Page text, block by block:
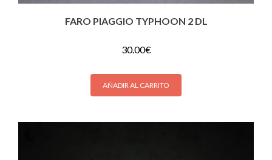
FARO PIAGGIO TYPHOON 2 DL
30.00€
AÑADIR AL CARRITO